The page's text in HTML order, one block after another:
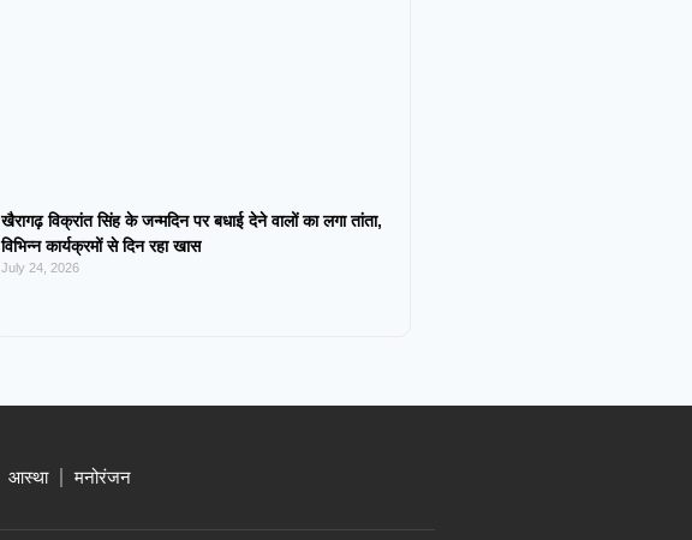
खैरागढ़ विक्रांत सिंह के जन्मदिन पर बधाई देने वालों का लगा तांता,
विभिन्न कार्यक्रमों से दिन रहा खास
July 24, 2026
आस्था मनोरंजन